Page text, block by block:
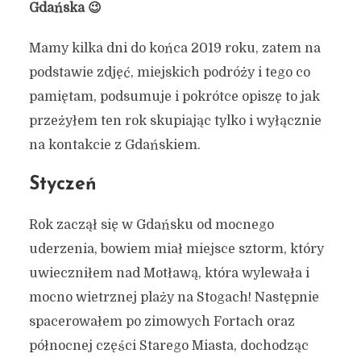
Gdańska 😉
Mamy kilka dni do końca 2019 roku, zatem na
podstawie zdjęć, miejskich podróży i tego co
pamiętam, podsumuje i pokrótce opiszę to jak
przeżyłem ten rok skupiając tylko i wyłącznie
na kontakcie z Gdańskiem.
Styczeń
Rok zaczął się w Gdańsku od mocnego
uderzenia, bowiem miał miejsce sztorm, który
uwieczniłem nad Motławą, która wylewała i
mocno wietrznej plaży na Stogach! Następnie
spacerowałem po zimowych Fortach oraz
północnej części Starego Miasta, dochodząc